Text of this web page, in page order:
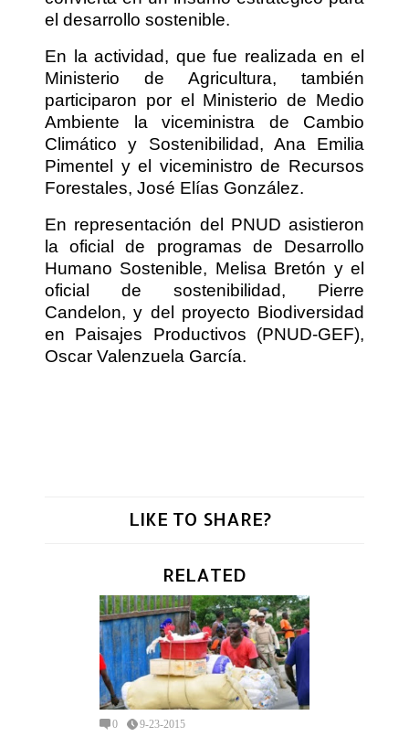
el desarrollo sostenible.
En la actividad, que fue realizada en el
Ministerio de Agricultura, también
participaron por el Ministerio de Medio
Ambiente la viceministra de Cambio
Climático y Sostenibilidad, Ana Emilia
Pimentel y el viceministro de Recursos
Forestales, José Elías González.
En representación del PNUD asistieron
la oficial de programas de Desarrollo
Humano Sostenible, Melisa Bretón y el
oficial de sostenibilidad, Pierre
Candelon, y del proyecto Biodiversidad
en Paisajes Productivos (PNUD-GEF),
Oscar Valenzuela García.
LIKE TO SHARE?
RELATED
0 9-23-2015